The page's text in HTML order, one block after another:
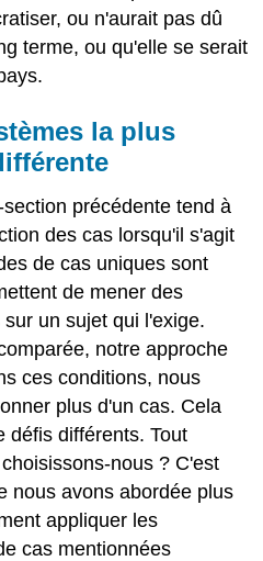
ou n'aurait pas dû
terme, ou qu'elle se serait
la plus
précédente tend à
des cas lorsqu'il s'agit
de cas uniques sont
de mener des
un sujet qui l'exige.
notre approche
ces conditions, nous
plus d'un cas. Cela
défis différents. Tout
nous ? C'est
nous avons abordée plus
appliquer les
cas mentionnées